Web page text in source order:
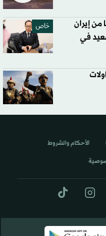
خاص
من إيران
في
الأحكام والشروط